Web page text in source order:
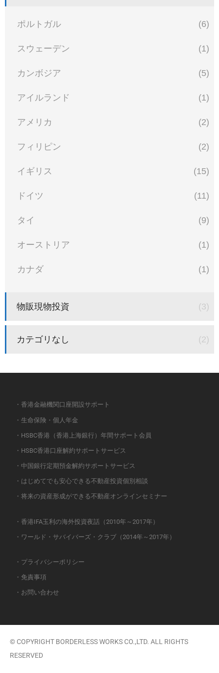
ポルトガル (6)
スウェーデン (1)
カンボジア (5)
アイルランド (1)
アメリカ (2)
フィリピン (2)
イギリス (15)
ドイツ (11)
タイ (9)
オーストリア (1)
カナダ (1)
物販現物投資 (3)
カテゴリなし (2)
・香港金融機関口座開設サポート
・生命保険・個人年金
・HSBC香港（香港上海銀行）年間サポート会員
・HSBC香港口座解約サポートサービス
・中国銀行定期預金解約サポートサービス
・はじめてでも安心できる不動産投資個別相談
・将来の資産形成ができる不動産オンラインセミナー
・香港IFA玉利の海外投資夜話（2010年～2017年）
・ワールド・サバイバーズ・クラブ（2014年～2017年）
・プライバシーポリシー
・免責事項
・お問い合わせ
© COPYRIGHT BORDERLESS WORKS CO.,LTD. ALL RIGHTS
RESERVED